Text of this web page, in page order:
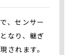
、センサー
なり、継ぎ
されます。